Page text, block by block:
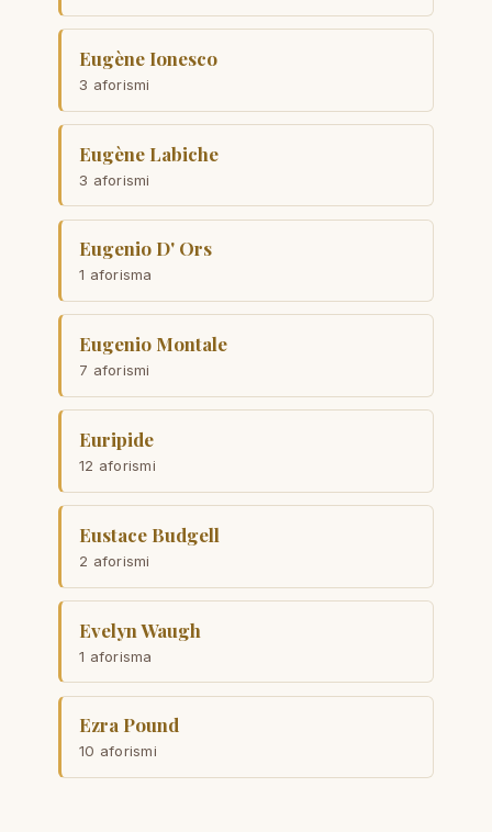
Eugène Ionesco
3 aforismi
Eugène Labiche
3 aforismi
Eugenio D' Ors
1 aforisma
Eugenio Montale
7 aforismi
Euripide
12 aforismi
Eustace Budgell
2 aforismi
Evelyn Waugh
1 aforisma
Ezra Pound
10 aforismi